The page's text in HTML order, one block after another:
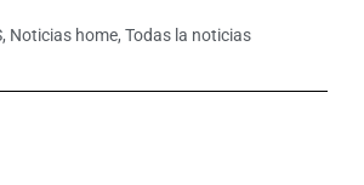
, Noticias home, Todas la noticias